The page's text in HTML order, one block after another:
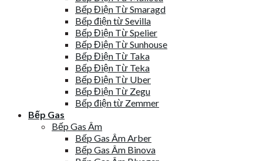
Bếp Điện Từ Smaragd
Bếp điện từ Sevilla
Bếp Điện Từ Spelier
Bếp Điện Từ Sunhouse
Bếp Điện Từ Taka
Bếp Điện Từ Teka
Bếp Điện Từ Uber
Bếp Điện Từ Zegu
Bếp điện từ Zemmer
Bếp Gas
Bếp Gas Âm
Bếp Gas Âm Arber
Bếp Gas Âm Binova